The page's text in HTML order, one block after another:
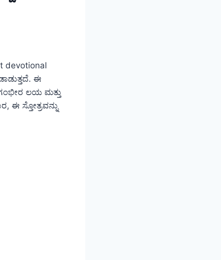
devotional
ಈ
ಗಂಭೀರ ಲಯ ಮತ್ತು
ಈ ಸ್ತೋತ್ರವನ್ನು